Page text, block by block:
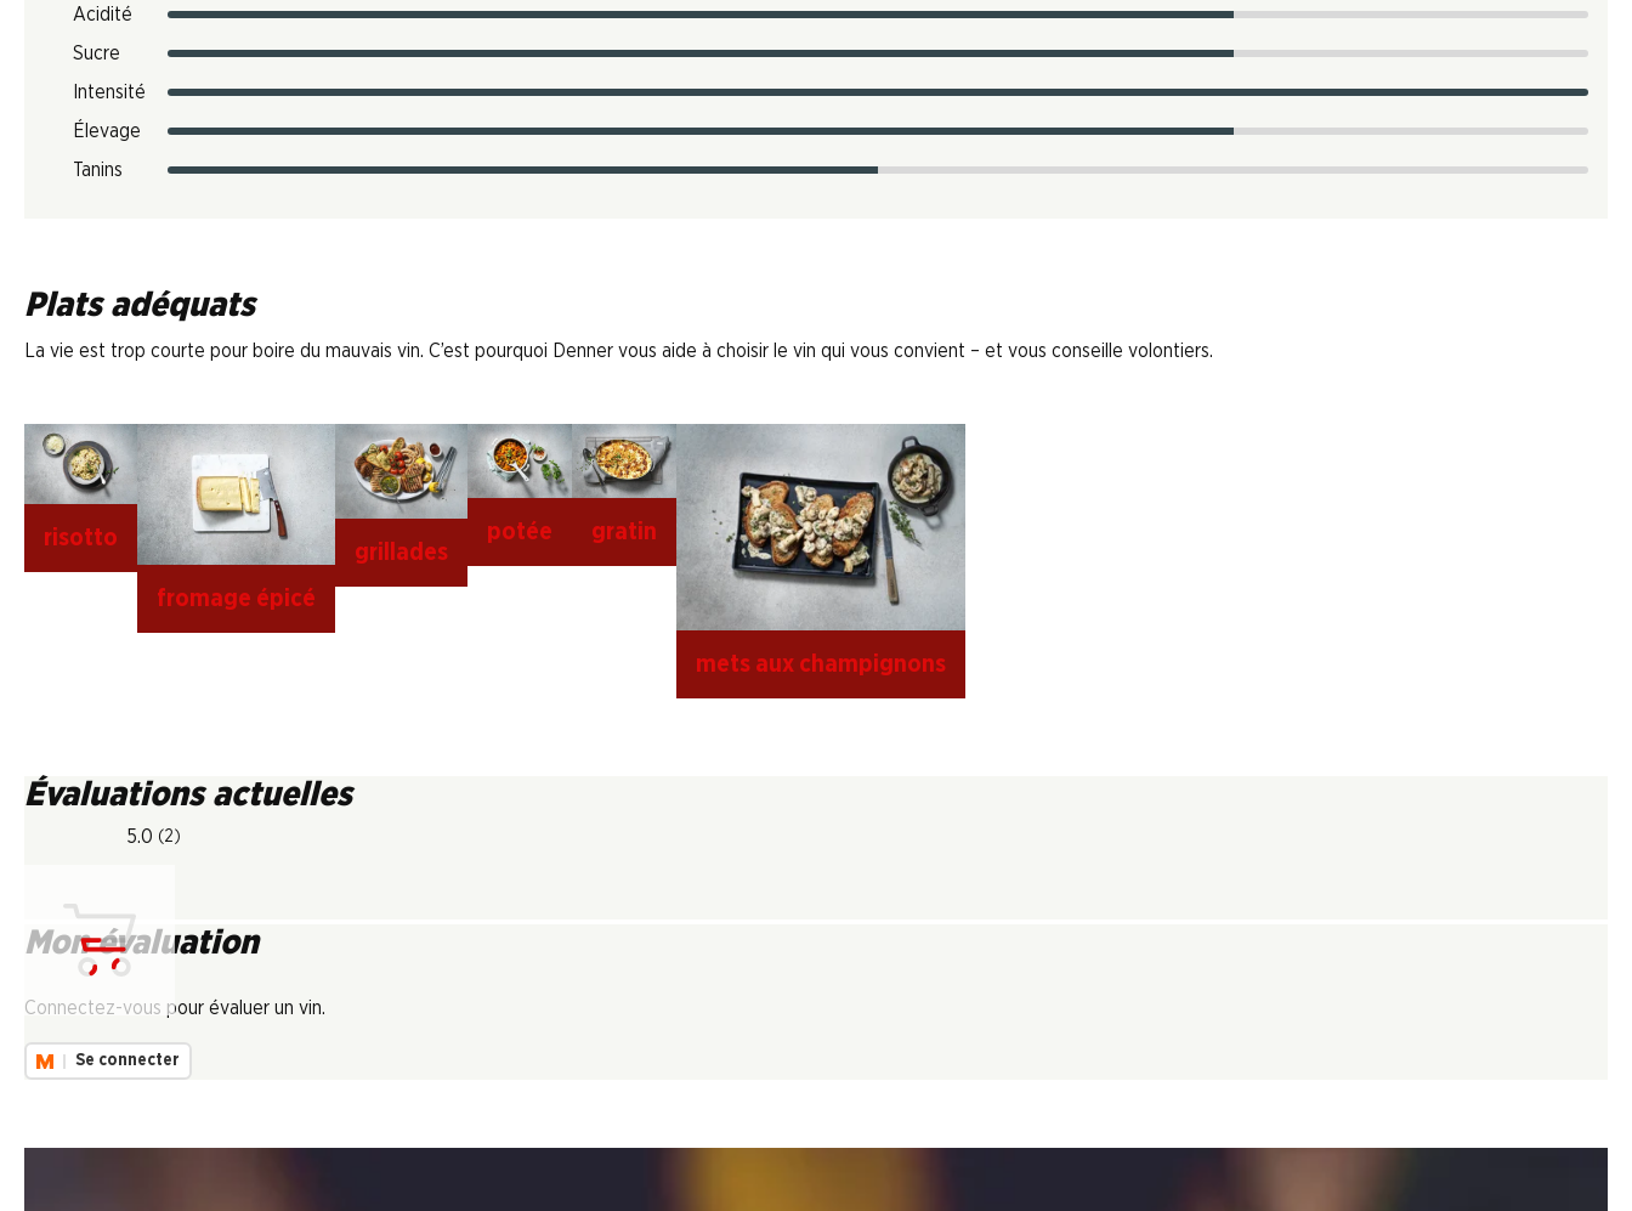
Acidité
Sucre
Intensité
Élevage
Tanins
Plats adéquats
La vie est trop courte pour boire du mauvais vin. C’est pourquoi Denner vous aide à choisir le vin qui vous convient – et vous conseille volontiers.
risotto
fromage épicé
grillades
potée gratin
mets aux champignons
Évaluations actuelles
5.0 (2)
Mon évaluation
Connectez-vous pour évaluer un vin.
Se connecter